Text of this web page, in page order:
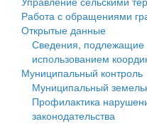
Антимонопольный
Противодействие
Муниципальные
Контрольно-счетная
Персональные данные
Оценка регулирующего
Работа с обращениями
Открытые данные
Сведения, подлежащие
использованием
Муниципальный контроль
Муниципальный
Профилактика
законодательства